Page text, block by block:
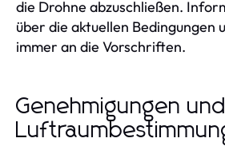
die Drohne abzuschließen.
über die aktuellen Bedingungen
immer an die Vorschriften.
Genehmigungen und